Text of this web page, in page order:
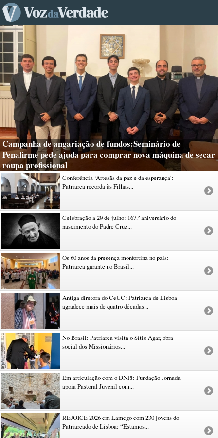
Campanha de angariação de fundos:Seminário de
Penafirme pede ajuda para comprar nova máquina de secar
roupa profissional
Conferência ‘Artesãs da paz e da esperança’:
Patriarca recorda às Filhas...
Celebração a 29 de julho: 167.º aniversário do
nascimento do Padre Cruz...
Os 60 anos da presença monfortina no país:
Patriarca garante no Brasil...
Antiga diretora do CeUC: Patriarca de Lisboa
agradece mais de quatro décadas...
No Brasil: Patriarca visita o Sítio Agar, obra
social dos Missionários...
Em articulação com o DNPJ: Fundação Jornada
apoia Pastoral Juvenil com...
REJOICE 2026 em Lamego com 230 jovens do
Patriarcado de Lisboa: “Estamos...